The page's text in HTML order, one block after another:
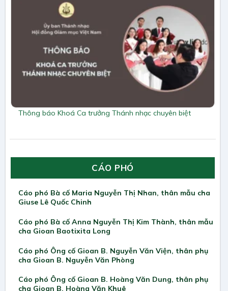
Thông báo Khoá Ca trưởng Thánh nhạc chuyên biệt
CÁO PHÓ
Cáo phó Bà cố Maria Nguyễn Thị Nhan, thân mẫu cha
Giuse Lê Quốc Chinh
Cáo phó Bà cố Anna Nguyễn Thị Kim Thành, thân mẫu
cha Gioan Baotixita Long
Cáo phó Ông cố Gioan B. Nguyễn Văn Viện, thân phụ
cha Gioan B. Nguyễn Văn Phòng
Cáo phó Ông cố Gioan B. Hoàng Văn Dung, thân phụ
cha Gioan B. Hoàng Văn Khuê